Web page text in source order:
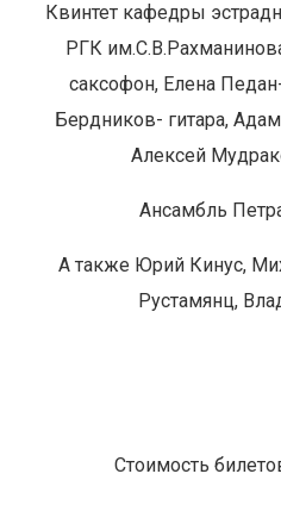
Квинтет кафедры
РГК
саксофон, Елена
Бердников- гитара,
Алексей
Ансамбль
А также Юрий Кинус,
Рустамянц,
Стоимость